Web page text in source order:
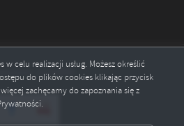
celu realizacji usług. Możesz określić
do plików cookies klikając przycisk
zachęcamy do zapoznania się z
2120895